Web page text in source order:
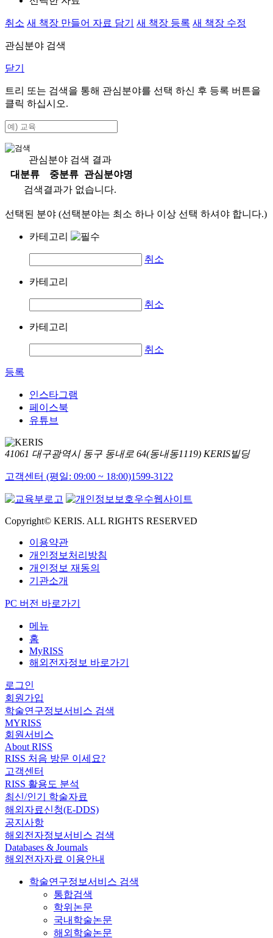
취소 새 책장 만들어 자료 담기 새 책장 등록 새 책장 수정
관심분야 검색
닫기
트리 또는 검색을 통해 관심분야를 선택 하신 후 등록 버튼을
클릭 하십시오.
관심분야 검색 결과
대분류
중분류
관심분야명
검색결과가 없습니다.
선택된 분야 (선택분야는 최소 하나 이상 선택 하셔야 합니다.)
카테고리
취소
카테고리
취소
카테고리
취소
등록
인스타그램
페이스북
유튜브
41061 대구광역시 동구 동내로 64(동내동1119) KERIS빌딩
고객센터 (평일: 09:00 ~ 18:00)1599-3122
Copyright© KERIS. ALL RIGHTS RESERVED
이용약관
개인정보처리방침
개인정보 재동의
기관소개
PC 버전 바로가기
메뉴
홈
MyRISS
해외전자정보 바로가기
로그인
회원가입
학술연구정보서비스 검색
MYRISS
회원서비스
About RISS
RISS 처음 방문 이세요?
고객센터
RISS 활용도 분석
최신/인기 학술자료
해외자료신청(E-DDS)
공지사항
해외전자정보서비스 검색
Databases & Journals
해외전자자료 이용안내
학술연구정보서비스 검색
통합검색
학위논문
국내학술논문
해외학술논문